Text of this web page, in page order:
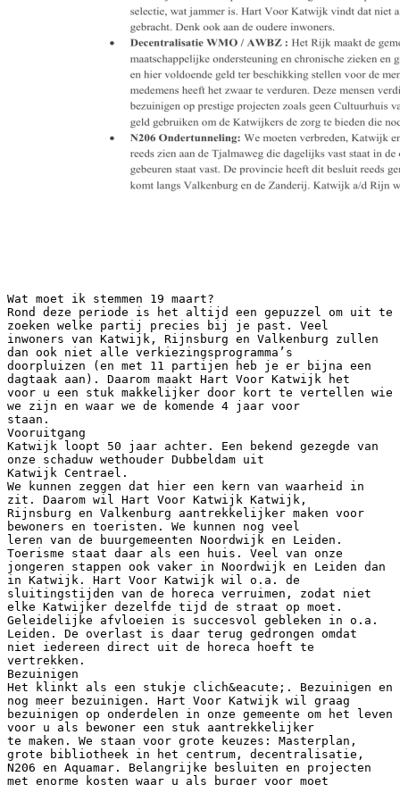
Wat moet ik stemmen 19 maart?
Rond deze periode is het altijd een gepuzzel om uit te
zoeken welke partij precies bij je past. Veel
inwoners van Katwijk, Rijnsburg en Valkenburg zullen
dan ook niet alle verkiezingsprogramma’s
doorpluizen (en met 11 partijen heb je er bijna een
dagtaak aan). Daarom maakt Hart Voor Katwijk het
voor u een stuk makkelijker door kort te vertellen wie
we zijn en waar we de komende 4 jaar voor
staan.
Vooruitgang
Katwijk loopt 50 jaar achter. Een bekend gezegde van
onze schaduw wethouder Dubbeldam uit
Katwijk Centrael.
We kunnen zeggen dat hier een kern van waarheid in
zit. Daarom wil Hart Voor Katwijk Katwijk,
Rijnsburg en Valkenburg aantrekkelijker maken voor
bewoners en toeristen. We kunnen nog veel
leren van de buurgemeenten Noordwijk en Leiden.
Toerisme staat daar als een huis. Veel van onze
jongeren stappen ook vaker in Noordwijk en Leiden dan
in Katwijk. Hart Voor Katwijk wil o.a. de
sluitingstijden van de horeca verruimen, zodat niet
elke Katwijker dezelfde tijd de straat op moet.
Geleidelijke afvloeien is succesvol gebleken in o.a.
Leiden. De overlast is daar terug gedrongen omdat
niet iedereen direct uit de horeca hoeft te
vertrekken.
Bezuinigen
Het klinkt als een stukje clich&eacute;. Bezuinigen en
nog meer bezuinigen. Hart Voor Katwijk wil graag
bezuinigen op onderdelen in onze gemeente om het leven
voor u als bewoner een stuk aantrekkelijker
te maken. We staan voor grote keuzes: Masterplan,
grote bibliotheek in het centrum, decentralisatie,
N206 en Aquamar. Belangrijke besluiten en projecten
met enorme kosten waar u als burger voor moet